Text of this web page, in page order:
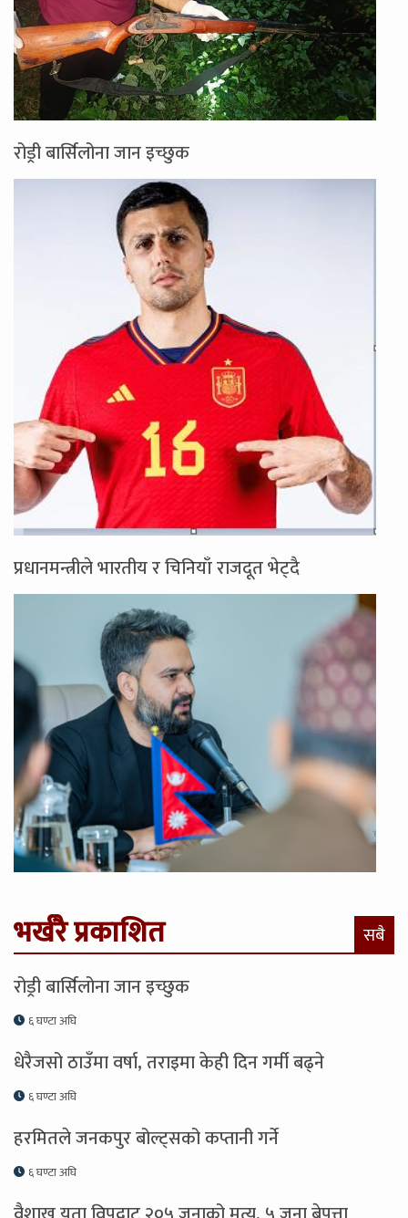
रोड्री बार्सिलोना जान इच्छुक
प्रधानमन्त्रीले भारतीय र चिनियाँ राजदूत भेट्दै
भर्खरै प्रकाशित सबै
रोड्री बार्सिलोना जान इच्छुक
६ घण्टा अघि
धेरैजसो ठाउँमा वर्षा, तराइमा केही दिन गर्मी बढ्ने
६ घण्टा अघि
हरमितले जनकपुर बोल्ट्सको कप्तानी गर्ने
६ घण्टा अघि